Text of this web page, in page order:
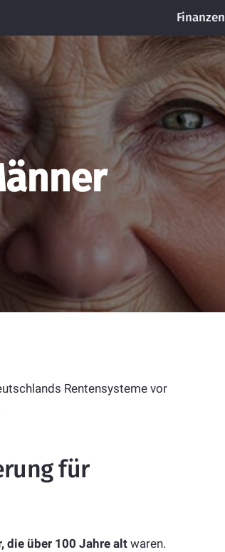
Finanzen
Rentensysteme vor
für
die über 100 Jahre alt waren.